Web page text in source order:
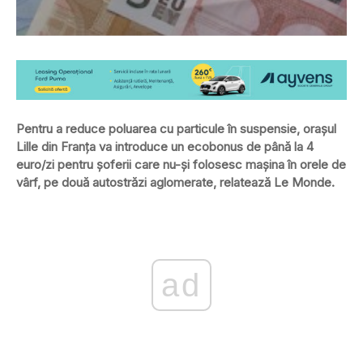
Pentru a reduce poluarea cu particule în suspensie, orașul
Lille din Franța va introduce un ecobonus de până la 4
euro/zi pentru șoferii care nu-și folosesc mașina în orele de
vârf, pe două autostrăzi aglomerate, relatează Le Monde.
ad